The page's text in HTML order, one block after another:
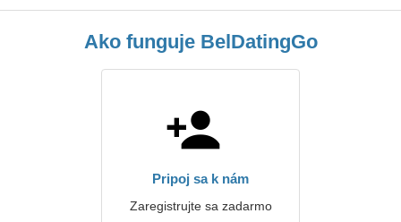
Ako funguje BelDatingGo
Pripoj sa k nám
Zaregistrujte sa zadarmo